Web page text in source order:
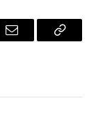
Email
Copy